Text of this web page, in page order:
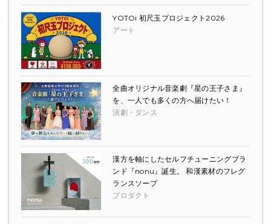
YOTOi 初尺玉プロジェクト2026
アート
全曲オリジナル音楽劇『星の王子さま』
を、一人でも多くの方へ届けたい！
演劇・ダンス
漢方を軸にしたセルフチューニングブラ
ンド『nonu』誕生。 和漢素材のフレグ
ランスソープ
プロダクト